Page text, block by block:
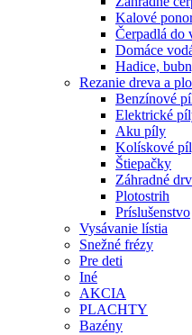
Kalové
Čerpadlá do
Domáce
Hadice,
Rezanie dreva a
Benzínové
Elektrické
Aku píly
Kolískové
Štiepačky
Záhradné
Plotostrih
Príslušenstvo
Vysávanie lístia
Snežné frézy
Pre deti
Iné
AKCIA
PLACHTY
Bazény